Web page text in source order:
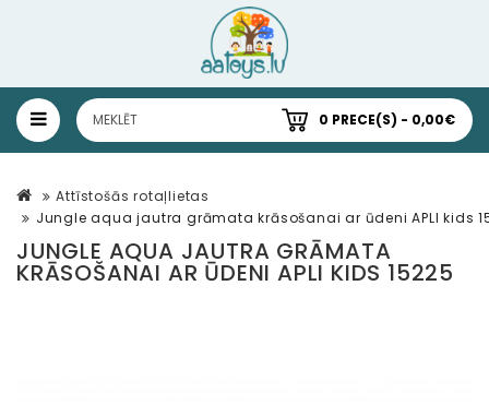
0 PRECE(S) - 0,00€
Attīstošās rotaļlietas
Jungle aqua jautra grāmata krāsošanai ar ūdeni APLI kids
JUNGLE AQUA JAUTRA GRĀMATA
KRĀSOŠANAI AR ŪDENI APLI KIDS 15225